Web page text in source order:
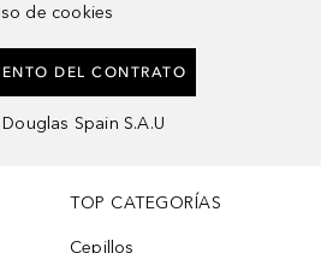
de cookies
DEL CONTRATO
Douglas Spain S.A.U
TOP CATEGORÍAS
Cepillos